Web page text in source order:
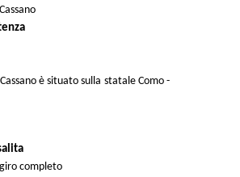
è situato sulla statale Como -
completo